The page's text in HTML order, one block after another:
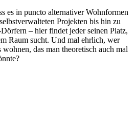
es in puncto alternativer Wohnformen
Projekten bis hin zu
– hier findet jeder seinen Platz,
Raum sucht. Und mal ehrlich, wer
das man theoretisch auch mal